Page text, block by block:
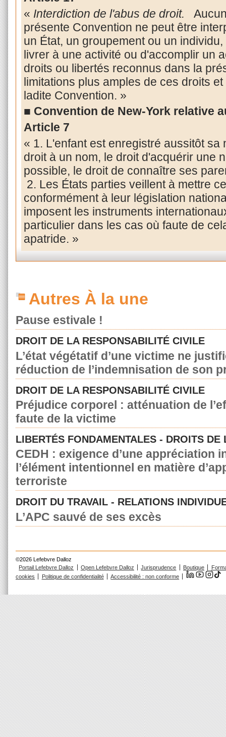
« Interdiction de l'abus de droit.
présente Convention ne peut être
un État, un groupement ou un
livrer à une activité ou d'accomplir un
droits ou libertés reconnus dans la
limitations plus amples de ces droits
ladite Convention. »
■ Convention de New-York relative
Article 7
« 1. L'enfant est enregistré aussitôt
droit à un nom, le droit d'acquérir une
possible, le droit de connaître ses
2. Les États parties veillent à mettre
conformément à leur législation
imposent les instruments
particulier dans les cas où faute de
apatride. »
Autres À la une
Pause estivale !
DROIT DE LA RESPONSABILITÉ CIVILE
L’état végétatif d’une victime ne
réduction de l’indemnisation de son
DROIT DE LA RESPONSABILITÉ CIVILE
Préjudice corporel : atténuation de
faute de la victime
LIBERTÉS FONDAMENTALES - DROITS DE
CEDH : exigence d’une appréciation
l’élément intentionnel en matière
terroriste
DROIT DU TRAVAIL - RELATIONS
L’APC sauvé de ses excès
©2026 Lefebvre Dalloz
Portail Lefebvre Dalloz
Open Lefebvre Dalloz Jurisprudence Boutique
cookies
Politique de confidentialité Accessibilité : non conforme